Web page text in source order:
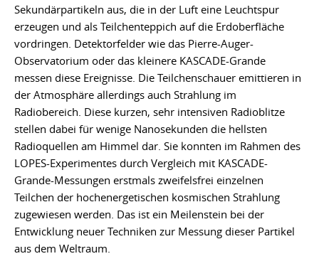
Sekundärpartikeln aus, die in der Luft eine Leuchtspur
erzeugen und als Teilchenteppich auf die Erdoberfläche
vordringen. Detektorfelder wie das Pierre-Auger-
Observatorium oder das kleinere KASCADE-Grande
messen diese Ereignisse. Die Teilchenschauer emittieren in
der Atmosphäre allerdings auch Strahlung im
Radiobereich. Diese kurzen, sehr intensiven Radioblitze
stellen dabei für wenige Nanosekunden die hellsten
Radioquellen am Himmel dar. Sie konnten im Rahmen des
LOPES-Experimentes durch Vergleich mit KASCADE-
Grande-Messungen erstmals zweifelsfrei einzelnen
Teilchen der hochenergetischen kosmischen Strahlung
zugewiesen werden. Das ist ein Meilenstein bei der
Entwicklung neuer Techniken zur Messung dieser Partikel
aus dem Weltraum.